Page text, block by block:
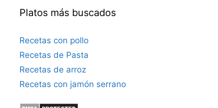
Platos más buscados
Recetas con pollo
Recetas de Pasta
Recetas de arroz
Recetas con jamón serrano